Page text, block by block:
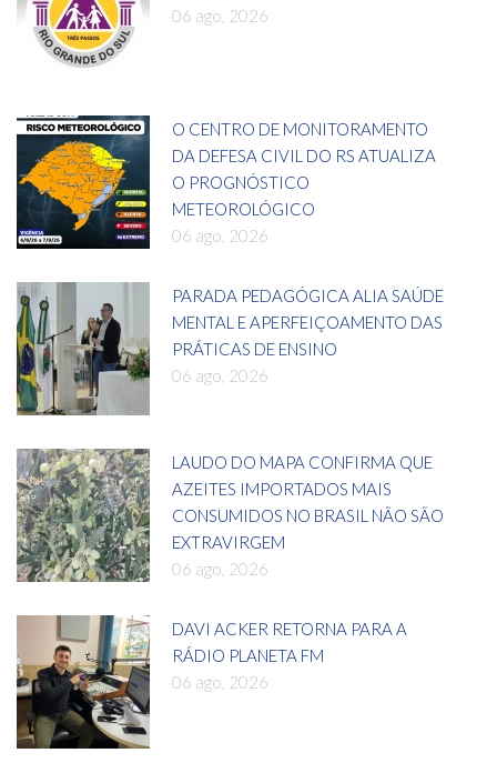
06 ago, 2026
O CENTRO DE MONITORAMENTO
DA DEFESA CIVIL DO RS ATUALIZA
O PROGNÓSTICO
METEOROLÓGICO
06 ago, 2026
PARADA PEDAGÓGICA ALIA SAÚDE
MENTAL E APERFEIÇOAMENTO DAS
PRÁTICAS DE ENSINO
06 ago, 2026
LAUDO DO MAPA CONFIRMA QUE
AZEITES IMPORTADOS MAIS
CONSUMIDOS NO BRASIL NÃO SÃO
EXTRAVIRGEM
06 ago, 2026
DAVI ACKER RETORNA PARA A
RÁDIO PLANETA FM
06 ago, 2026